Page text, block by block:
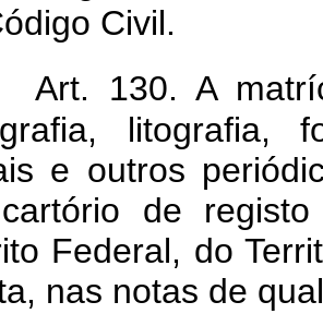
Civil.
Art. 130. A
litografia,
e outros
de
Federal, do
nas notas de